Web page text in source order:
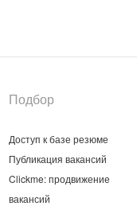
Подбор
Доступ к базе резюме
Публикация вакансий
Clickme: продвижение
вакансий